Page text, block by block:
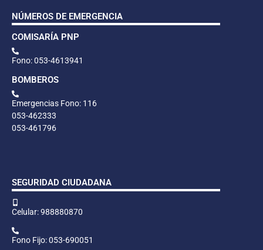
NÚMEROS DE EMERGENCIA
COMISARÍA PNP
Fono: 053-4613941
BOMBEROS
Emergencias Fono: 116
053-462333
053-461796
SEGURIDAD CIUDADANA
Celular: 988880870
Fono Fijo: 053-690051